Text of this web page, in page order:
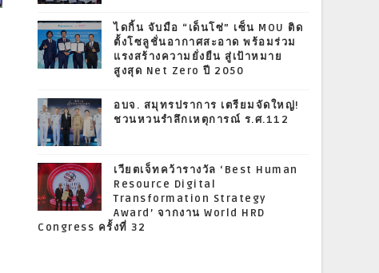
ไดกิ้น จับมือ “เด็นโซ่” เซ็น MOU ติด
ตั้งโซลูชั่นอากาศสะอาด พร้อมร่วม
แรงสร้างความยั่งยืน สู่เป้าหมาย
สูงสุด Net Zero ปี 2050
อบจ. สมุทรปราการ เตรียมจัดใหญ่!
ชวนหวนรำลึกเหตุการณ์ ร.ศ.112
เวียตเจ็ทคว้ารางวัล ‘Best Human
Resource Digital
Transformation Strategy
Award’ จากงาน World HRD
Congress ครั้งที่ 32